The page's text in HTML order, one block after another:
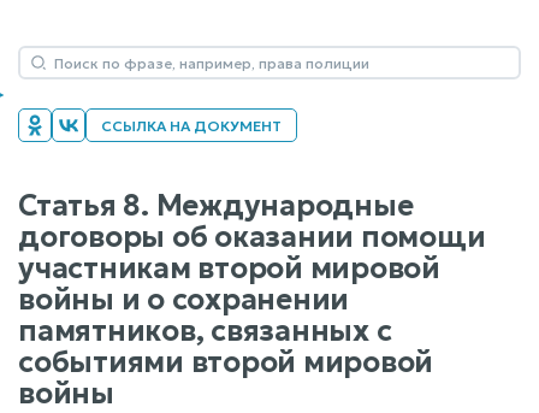
ССЫЛКА НА ДОКУМЕНТ
Статья 8. Международные
договоры об оказании помощи
участникам второй мировой
войны и о сохранении
памятников, связанных с
событиями второй мировой
войны